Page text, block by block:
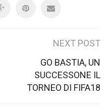
NEXT POST
GO BASTIA, UN
SUCCESSONE IL
TORNEO DI FIFA18